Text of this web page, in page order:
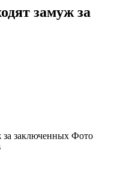
замуж за
Фото